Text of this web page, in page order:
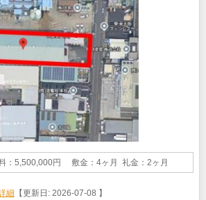
：5,500,000円 敷金：4ヶ月 礼金：2ヶ月
細 【更新日: 2026-07-08 】